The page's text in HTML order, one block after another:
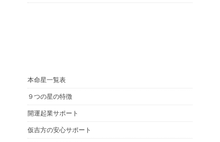
本命星一覧表
９つの星の特徴
開運起業サポート
仮吉方の安心サポート